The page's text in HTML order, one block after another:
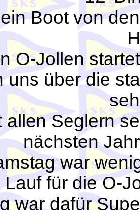
Boot von
O-Jollen
uns über die
allen Seglern
nächsten
war
Lauf für die O-
war dafür